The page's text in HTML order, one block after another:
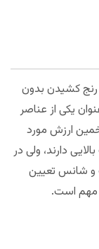
کشیدن بدون
یکی از عناصر
ارزش مورد
دارند، ولی در
و شانس تعیین
مهم است.